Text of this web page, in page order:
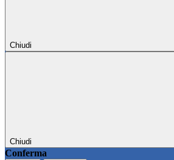
Chiudi
Chiudi
Conferma